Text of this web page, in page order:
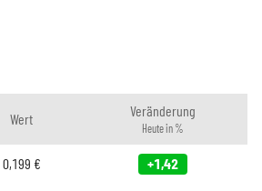
Wert Veränderung
Heute in %
0,199 € +1,42